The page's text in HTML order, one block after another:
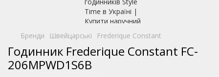
Бренди Швейцарські Frederique Constant
Годинник Frederique Constant FC-
206MPWD1S6B